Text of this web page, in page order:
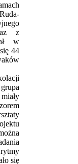
z
w
44
rytmy
się